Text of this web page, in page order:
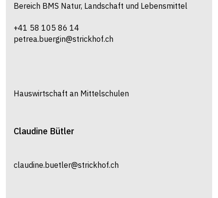
Bereich BMS Natur, Landschaft und Lebensmittel
+41 58 105 86 14
petrea.buergin@strickhof.ch
Hauswirtschaft an Mittelschulen
Claudine Bütler
claudine.buetler@strickhof.ch